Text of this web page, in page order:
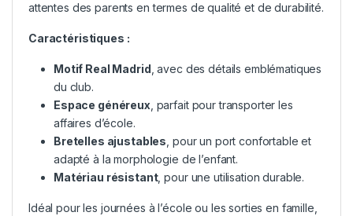
attentes des parents en termes de qualité et de durabilité.
Caractéristiques :
Motif Real Madrid , avec des détails emblématiques
du club.
Espace généreux , parfait pour transporter les
affaires d’école.
Bretelles ajustables , pour un port confortable et
adapté à la morphologie de l’enfant.
Matériau résistant, pour une utilisation durable.
Idéal pour les journées à l’école ou les sorties en famille,